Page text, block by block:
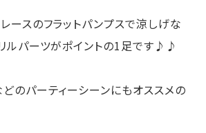
ースのフラットパンプスで涼しげな
ルパーツがポイントの1足です♪♪
のパーティーシーンにもオススメの